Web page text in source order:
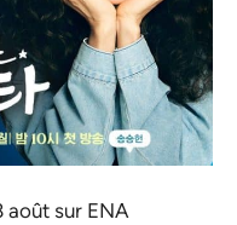
août sur ENA